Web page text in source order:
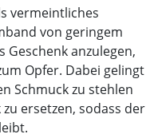
vermeintliches
von geringem
anzulegen,
Opfer. Dabei gelingt
Schmuck zu stehlen
ersetzen, sodass der